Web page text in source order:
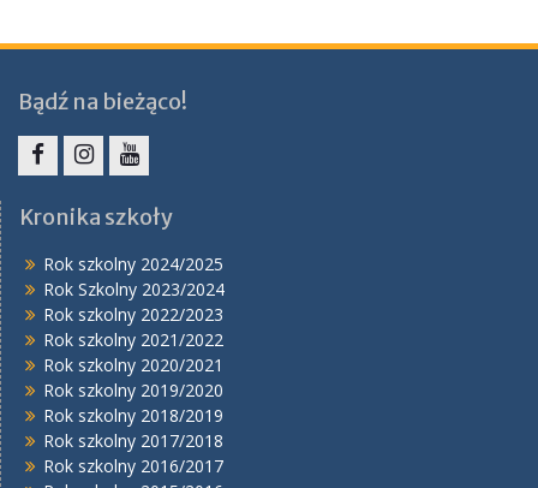
Bądź na bieżąco!
Kronika szkoły
Rok szkolny 2024/2025
Rok Szkolny 2023/2024
Rok szkolny 2022/2023
Rok szkolny 2021/2022
Rok szkolny 2020/2021
Rok szkolny 2019/2020
Rok szkolny 2018/2019
Rok szkolny 2017/2018
Rok szkolny 2016/2017